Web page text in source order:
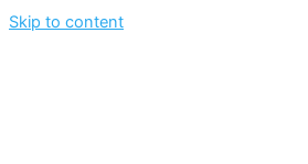
Skip to content